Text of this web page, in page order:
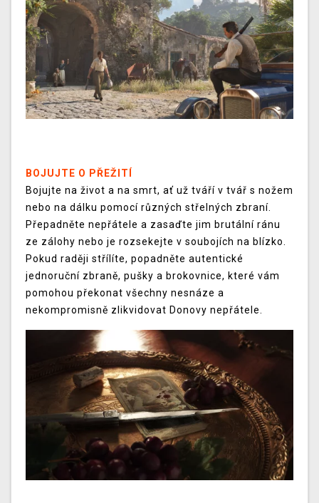
BOJUJTE O PŘEŽITÍ
Bojujte na život a na smrt, ať už tváří v tvář s nožem
nebo na dálku pomocí různých střelných zbraní.
Přepadněte nepřátele a zasaďte jim brutální ránu
ze zálohy nebo je rozsekejte v soubojích na blízko.
Pokud raději střílíte, popadněte autentické
jednoruční zbraně, pušky a brokovnice, které vám
pomohou překonat všechny nesnáze a
nekompromisně zlikvidovat Donovy nepřátele.